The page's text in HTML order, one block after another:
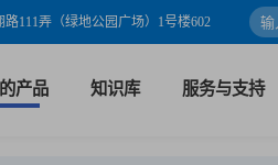
111弄（绿地公园广场）1号楼602
产品 知识库 服务与支持